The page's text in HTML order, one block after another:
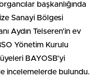
başkanlığında
Sanayi Bölgesi
Aydın Telseren’in ev
Yönetim Kurulu
BAYOSB’yi
incelemelerde bulundu.